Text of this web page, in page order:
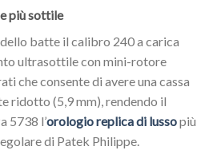
più sottile
batte il calibro 240 a carica
ultrasottile con mini-rotore
che consente di avere una cassa
ridotto (5,9 mm), rendendo il
5738 l’orologio replica di lussopiù
di Patek Philippe.